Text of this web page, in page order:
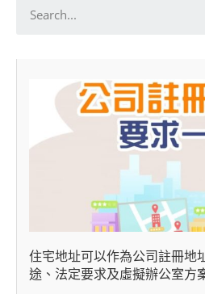
住宅地址可以作為公司註冊地
途、法定要求及虛擬辦公室方